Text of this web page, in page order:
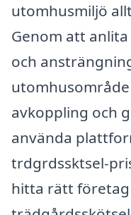
utomhusmiljö
Genom att
och
avkoppling och
använda
trdgrdssktsel-
hitta rätt företag